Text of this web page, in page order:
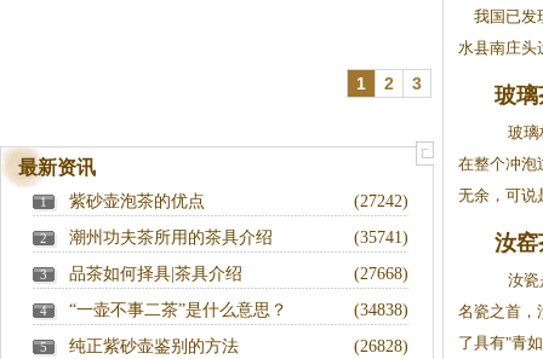
1 2 3
最新资讯
1 (27242)
紫砂壶泡茶的优点
2 (35741)
潮州功夫茶所用的茶具介绍
3 (27668)
品茶如何择具|茶具介绍
4 (34838)
“一壶不事二茶”是什么意思？
5 (26828)
纯正紫砂壶鉴别的方法
我国已发
水县南庄头
玻璃
玻璃
在整个冲泡
无余，可说
汝窑
汝瓷
名瓷之首，
了具有"青